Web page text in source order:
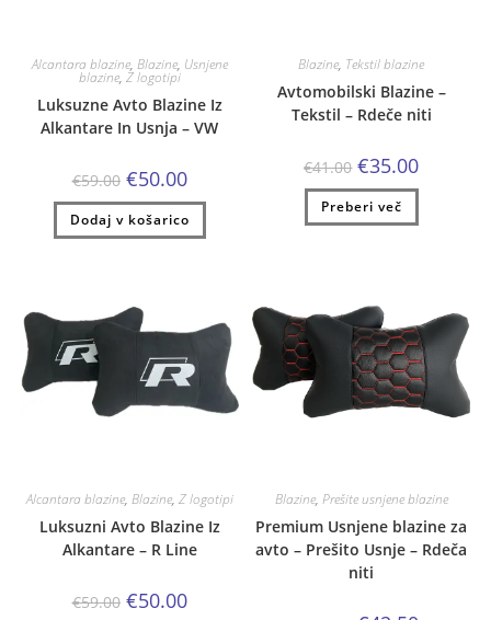
Alcantara blazine, Blazine, Usnjene
blazine, Z logotipi
Luksuzne Avto Blazine Iz
Alkantare In Usnja – VW
€59.00 Izvirna
cena
je
bila:
€59.00.
€50.00Trenutna
cena
je:
€50.00.
Dodaj v košarico
Blazine, Tekstil blazine
Avtomobilski Blazine –
Tekstil – Rdeče niti
€41.00 Izvirna
cena
je
bila:
€41.00.
€35.00Trenutna
je:
Preberi več
Alcantara blazine, Blazine, Z logotipi
Luksuzni Avto Blazine Iz
Alkantare – R Line
€59.00 Izvirna
cena
€50.00Trenutna
cena
Blazine, Prešite usnjene blazine
Premium Usnjene blazine za
avto – Prešito Usnje – Rdeča
niti